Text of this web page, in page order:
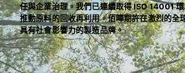
任與企業治理。我們已連續取得 ISO 14001
推動原料的回收再利用。佰曄期許在激烈的全
具有社會影響力的製造品牌。